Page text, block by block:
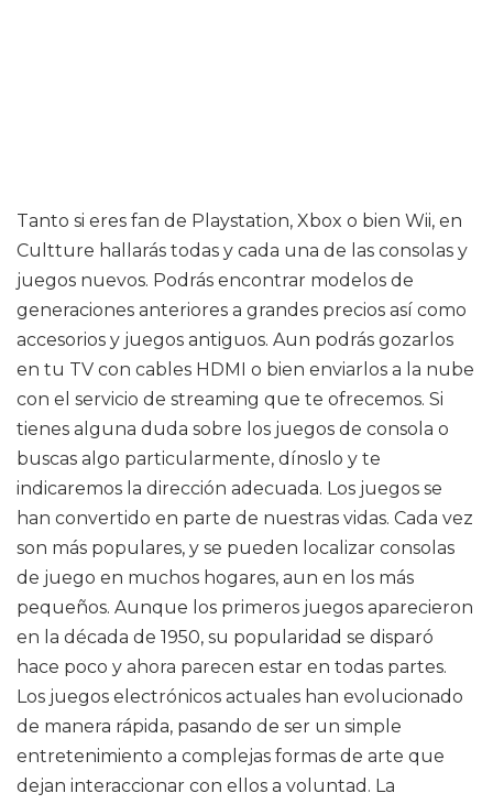
Tanto si eres fan de Playstation, Xbox o bien Wii, en
Cultture hallarás todas y cada una de las consolas y
juegos nuevos. Podrás encontrar modelos de
generaciones anteriores a grandes precios así como
accesorios y juegos antiguos. Aun podrás gozarlos
en tu TV con cables HDMI o bien enviarlos a la nube
con el servicio de streaming que te ofrecemos. Si
tienes alguna duda sobre los juegos de consola o
buscas algo particularmente, dínoslo y te
indicaremos la dirección adecuada. Los juegos se
han convertido en parte de nuestras vidas. Cada vez
son más populares, y se pueden localizar consolas
de juego en muchos hogares, aun en los más
pequeños. Aunque los primeros juegos aparecieron
en la década de 1950, su popularidad se disparó
hace poco y ahora parecen estar en todas partes.
Los juegos electrónicos actuales han evolucionado
de manera rápida, pasando de ser un simple
entretenimiento a complejas formas de arte que
dejan interaccionar con ellos a voluntad. La